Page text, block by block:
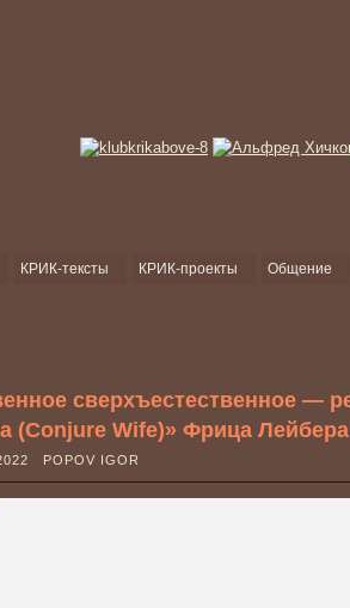
КРИК-тексты КРИК-проекты Общение
сверхъестественное —
(Conjure Wife)» Фрица Лейбера
POPOV IGOR